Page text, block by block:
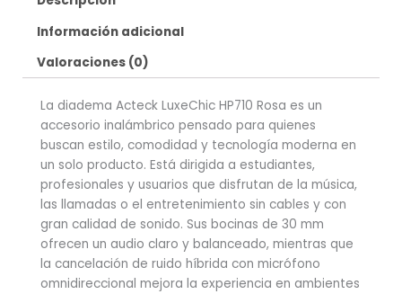
Información adicional
Valoraciones (0)
La diadema Acteck LuxeChic HP710 Rosa es un
accesorio inalámbrico pensado para quienes
buscan estilo, comodidad y tecnología moderna en
un solo producto. Está dirigida a estudiantes,
profesionales y usuarios que disfrutan de la música,
las llamadas o el entretenimiento sin cables y con
gran calidad de sonido. Sus bocinas de 30 mm
ofrecen un audio claro y balanceado, mientras que
la cancelación de ruido híbrida con micrófono
omnidireccional mejora la experiencia en ambientes